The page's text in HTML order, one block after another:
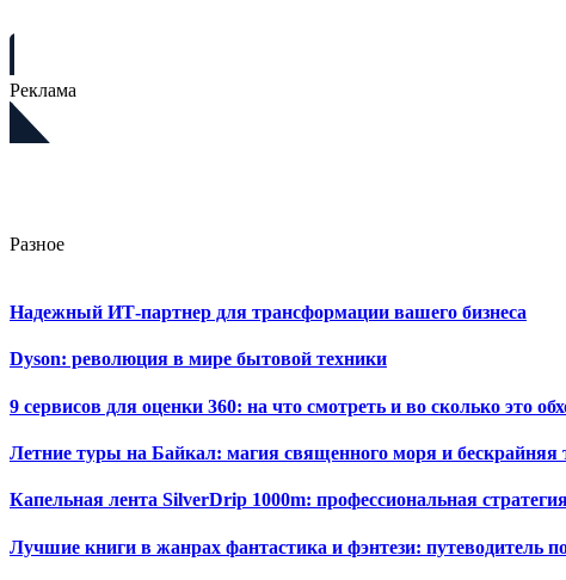
Реклама
Разное
Надежный ИТ-партнер для трансформации вашего бизнеса
Dyson: революция в мире бытовой техники
9 сервисов для оценки 360: на что смотреть и во сколько это
Летние туры на Байкал: магия священного моря и бескрайняя
Капельная лента SilverDrip 1000m: профессиональная
Лучшие книги в жанрах фантастика и фэнтези: путеводитель